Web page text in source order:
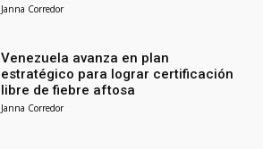
Janna Corredor
Venezuela avanza en plan
estratégico para lograr certificación
libre de fiebre aftosa
Janna Corredor